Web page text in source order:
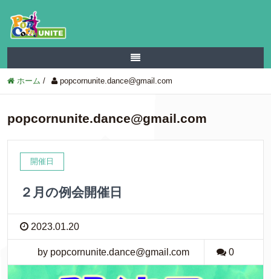
ホーム / popcornunite.dance@gmail.com
popcornunite.dance@gmail.com
開催日
２月の例会開催日
2023.01.20
by popcornunite.dance@gmail.com 0